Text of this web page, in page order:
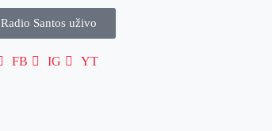
Radio Santos uživo
FB IG YT